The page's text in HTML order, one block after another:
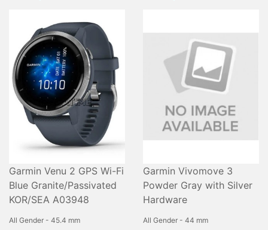
Garmin Venu 2 GPS Wi-Fi
Blue Granite/Passivated
KOR/SEA A03948
All Gender - 45.4 mm
Garmin Vivomove 3
Powder Gray with Silver
Hardware
All Gender - 44 mm